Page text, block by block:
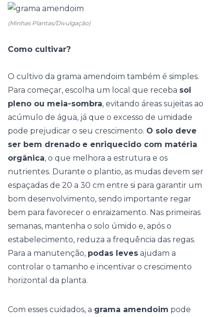
(Minhas Plantas/Divulgação)
Como cultivar?
O cultivo da grama amendoim também é simples.
Para começar, escolha um local que receba sol
pleno ou meia-sombra, evitando áreas sujeitas ao
acúmulo de água, já que o excesso de umidade
pode prejudicar o seu crescimento. O solo deve
ser bem drenado e enriquecido com matéria
orgânica, o que melhora a estrutura e os
nutrientes. Durante o plantio, as mudas devem ser
espaçadas de 20 a 30 cm entre si para garantir um
bom desenvolvimento, sendo importante regar
bem para favorecer o enraizamento. Nas primeiras
semanas, mantenha o solo úmido e, após o
estabelecimento, reduza a frequência das regas.
Para a manutenção, podas leves ajudam a
controlar o tamanho e incentivar o crescimento
horizontal da planta.
Com esses cuidados, a grama amendoim pode